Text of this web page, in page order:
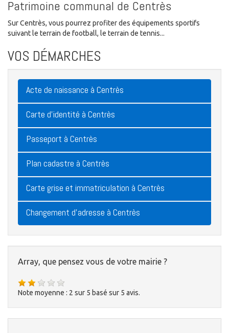
Patrimoine communal de Centrès
Sur Centrès, vous pourrez profiter des équipements sportifs
suivant le terrain de football, le terrain de tennis...
VOS DÉMARCHES
Acte de naissance à Centrès
Carte d'identité à Centrès
Passeport à Centrès
Plan cadastre à Centrès
Carte grise et immatriculation à Centrès
Changement d'adresse à Centrès
Array, que pensez vous de votre mairie ?
Note moyenne : 2 sur 5 basé sur 5 avis.